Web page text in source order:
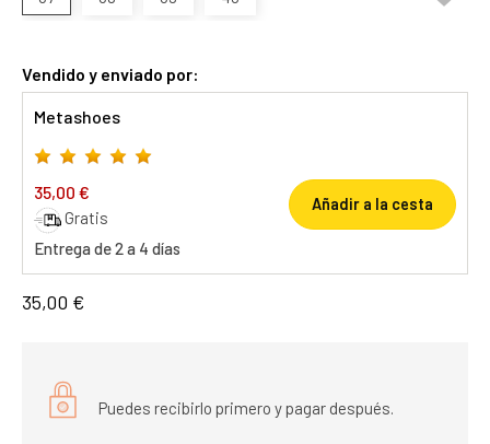
Vendido y enviado por:
Metashoes
35,00 €
Gratis
Entrega de 2 a 4 días
Añadir a la cesta
35,00 €
Puedes recibirlo primero y pagar después.